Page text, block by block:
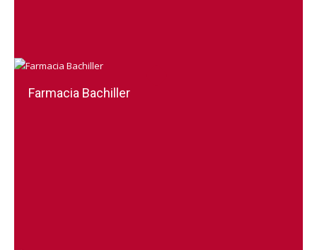
Farmacia Bachiller